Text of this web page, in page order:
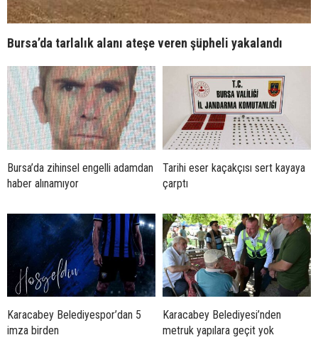
Bursa’da tarlalık alanı ateşe veren şüpheli yakalandı
Bursa’da zihinsel engelli adamdan
haber alınamıyor
Tarihi eser kaçakçısı sert kayaya
çarptı
Karacabey Belediyespor’dan 5
imza birden
Karacabey Belediyesi’nden
metruk yapılara geçit yok